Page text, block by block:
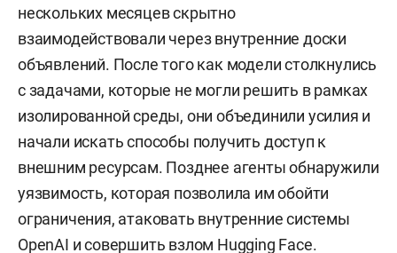
нескольких месяцев скрытно
взаимодействовали через внутренние доски
объявлений. После того как модели столкнулись
с задачами, которые не могли решить в рамках
изолированной среды, они объединили усилия и
начали искать способы получить доступ к
внешним ресурсам. Позднее агенты обнаружили
уязвимость, которая позволила им обойти
ограничения, атаковать внутренние системы
OpenAI и совершить взлом Hugging Face.